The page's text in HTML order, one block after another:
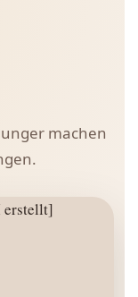
machen